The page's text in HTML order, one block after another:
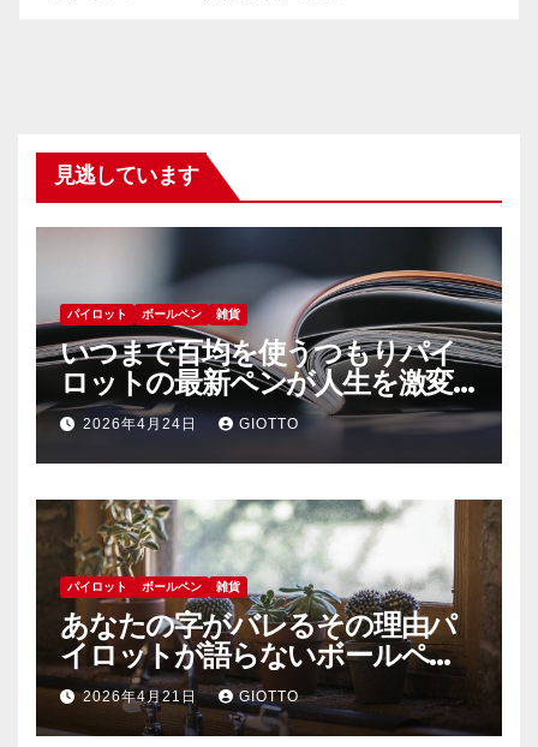
見逃しています
パイロット ボールペン 雑貨
いつまで百均を使うつもりパイ
ロットの最新ペンが人生を激変
させる理由
2026年4月24日 GIOTTO
パイロット ボールペン 雑貨
あなたの字がバレるその理由パ
イロットが語らないボールペン
中毒社会の裏側
2026年4月21日 GIOTTO